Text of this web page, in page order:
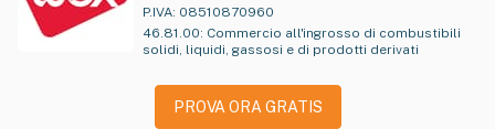
P.IVA: 08510870960
46.81.00: Commercio all'ingrosso di combustibili
solidi, liquidi, gassosi e di prodotti derivati
PROVA ORA GRATIS